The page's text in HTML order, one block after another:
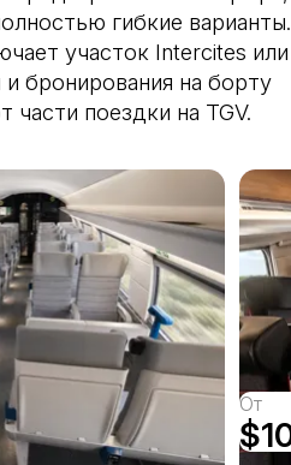
гибкие варианты.
участок Intercites или
и бронирования на борту
части поездки на TGV.
От